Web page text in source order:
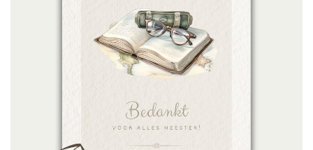
Mijn naam, e-mail en site opslaan in deze
browser voor de volgende keer wanneer ik
een reactie plaats.